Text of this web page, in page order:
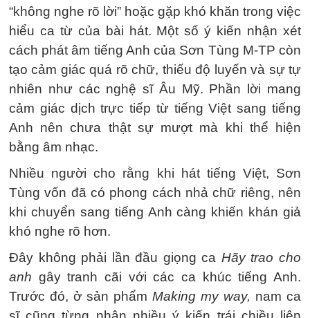
“không nghe rõ lời” hoặc gặp khó khăn trong việc
hiểu ca từ của bài hát. Một số ý kiến nhận xét
cách phát âm tiếng Anh của Sơn Tùng M-TP còn
tạo cảm giác quá rõ chữ, thiếu độ luyến và sự tự
nhiên như các nghệ sĩ Âu Mỹ. Phần lời mang
cảm giác dịch trực tiếp từ tiếng Việt sang tiếng
Anh nên chưa thật sự mượt mà khi thể hiện
bằng âm nhạc.
Nhiều người cho rằng khi hát tiếng Việt, Sơn
Tùng vốn đã có phong cách nhả chữ riêng, nên
khi chuyển sang tiếng Anh càng khiến khán giả
khó nghe rõ hơn.
Đây không phải lần đầu giọng ca Hãy trao cho
anh gây tranh cãi với các ca khúc tiếng Anh.
Trước đó, ở sản phẩm Making my way, nam ca